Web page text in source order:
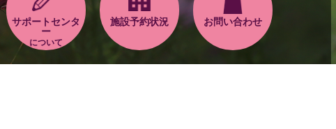
サポートセンタ
ー
について
施設予約状況 お問い合わせ